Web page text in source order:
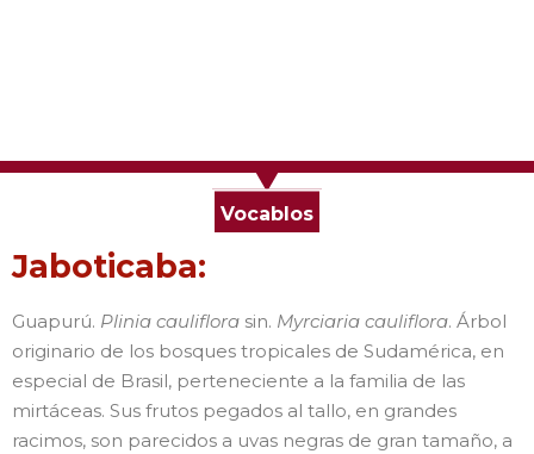
Vocablos
Jaboticaba:
Guapurú. Plinia cauliflora sin. Myrciaria cauliflora. Árbol
originario de los bosques tropicales de Sudamérica, en
especial de Brasil, perteneciente a la familia de las
mirtáceas. Sus frutos pegados al tallo, en grandes
racimos, son parecidos a uvas negras de gran tamaño, a